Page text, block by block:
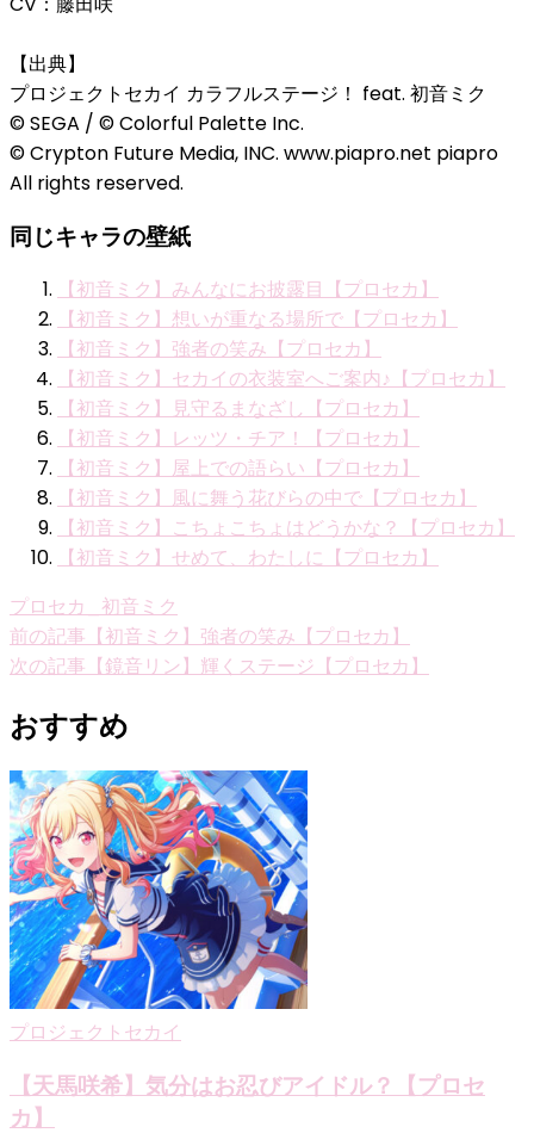
【出典】
プロジェクトセカイ カラフルステージ！ feat. 初音ミク
© SEGA / © Colorful Palette Inc.
© Crypton Future Media, INC. www.piapro.net piapro
All rights reserved.
同じキャラの壁紙
【初音ミク】みんなにお披露目【プロセカ】
【初音ミク】想いが重なる場所で【プロセカ】
【初音ミク】強者の笑み【プロセカ】
【初音ミク】セカイの衣装室へご案内♪【プロセカ】
【初音ミク】見守るまなざし【プロセカ】
【初音ミク】レッツ・チア！【プロセカ】
【初音ミク】屋上での語らい【プロセカ】
【初音ミク】風に舞う花びらの中で【プロセカ】
【初音ミク】こちょこちょはどうかな？【プロセカ】
【初音ミク】せめて、わたしに【プロセカ】
プロセカ_初音ミク
投
稿
ナ
ビ
ゲ
ー
シ
ョ
ン
前の記事 【初音ミク】強者の笑み【プロセカ】
次の記事 【鏡音リン】輝くステージ【プロセカ】
おすすめ
プロジェクトセカイ
【天馬咲希】気分はお忍びアイドル？【プロセ
カ】